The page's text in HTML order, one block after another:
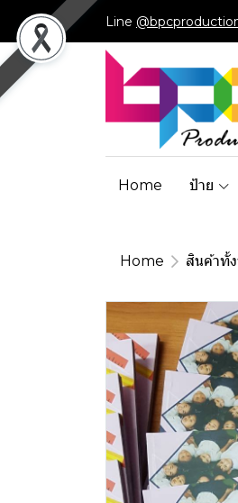
Line
Home ป้าย
Home สินค้าทั้